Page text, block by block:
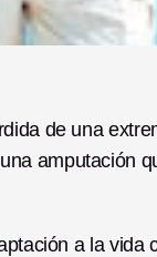
de una
amputación
a la vida